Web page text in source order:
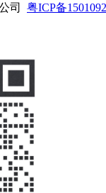
司 粤ICP备